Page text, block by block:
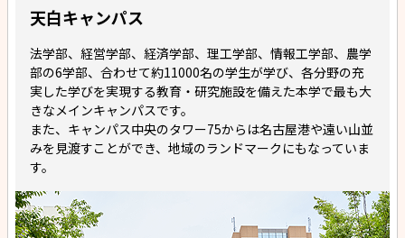
天白キャンパス
法学部、経営学部、経済学部、理工学部、情報工学部、農学
部の6学部、合わせて約11000名の学生が学び、各分野の充
実した学びを実現する教育・研究施設を備えた本学で最も大
きなメインキャンパスです。
また、キャンパス中央のタワー75からは名古屋港や遠い山並
みを見渡すことができ、地域のランドマークにもなっていま
す。